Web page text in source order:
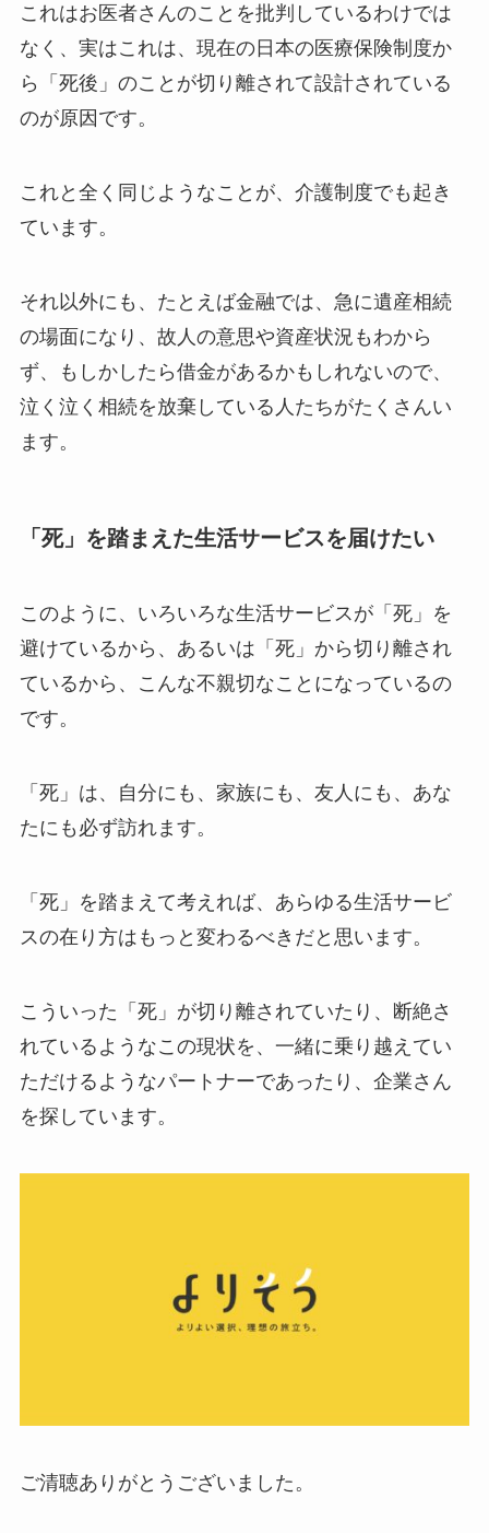
これはお医者さんのことを批判しているわけでは
なく、実はこれは、現在の日本の医療保険制度か
ら「死後」のことが切り離されて設計されている
のが原因です。
これと全く同じようなことが、介護制度でも起き
ています。
それ以外にも、たとえば金融では、急に遺産相続
の場面になり、故人の意思や資産状況もわから
ず、もしかしたら借金があるかもしれないので、
泣く泣く相続を放棄している人たちがたくさんい
ます。
「死」を踏まえた生活サービスを届けたい
このように、いろいろな生活サービスが「死」を
避けているから、あるいは「死」から切り離され
ているから、こんな不親切なことになっているの
です。
「死」は、自分にも、家族にも、友人にも、あな
たにも必ず訪れます。
「死」を踏まえて考えれば、あらゆる生活サービ
スの在り方はもっと変わるべきだと思います。
こういった「死」が切り離されていたり、断絶さ
れているようなこの現状を、一緒に乗り越えてい
ただけるようなパートナーであったり、企業さん
を探しています。
ご清聴ありがとうございました。